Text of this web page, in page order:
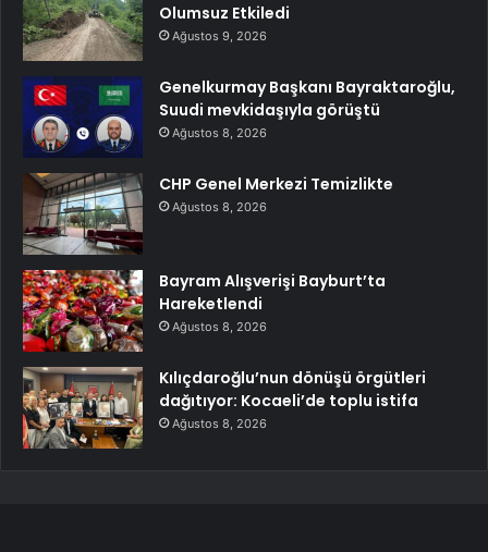
Olumsuz Etkiledi
Ağustos 9, 2026
Genelkurmay Başkanı Bayraktaroğlu,
Suudi mevkidaşıyla görüştü
Ağustos 8, 2026
CHP Genel Merkezi Temizlikte
Ağustos 8, 2026
Bayram Alışverişi Bayburt’ta
Hareketlendi
Ağustos 8, 2026
Kılıçdaroğlu’nun dönüşü örgütleri
dağıtıyor: Kocaeli’de toplu istifa
Ağustos 8, 2026